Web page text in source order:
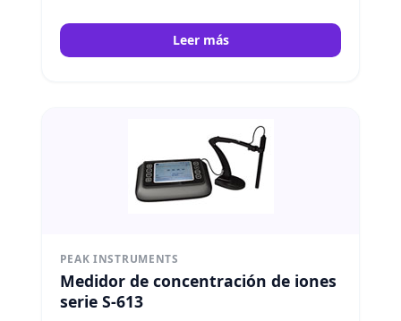
Leer más
PEAK INSTRUMENTS
Medidor de concentración de iones
serie S-613